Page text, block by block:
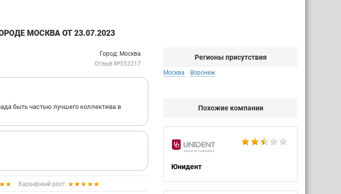
МОСКВА ОТ 23.07.2023
Город: Москва
Отзыв №553217
быть частью лучшего коллектива в
Карьерный рост:
Регионы присутствия
Москва Воронеж
Похожие компании
Юнидент